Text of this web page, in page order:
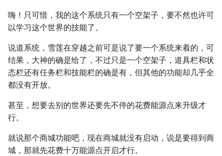
嗨！只可惜，我的这个系统只有一个空架子，要不然也许可
以学习这个世界的技能了。
说道系统，雪莲在穿越之前可是说了要一个系统来着的，可
结果，大神的确是给了，不过只是一个空架子，道具栏和状
态栏还有任务栏和技能栏的确是有，但其他的功能却几乎全
都没有开放。
甚至，想要去别的世界还要先不停的花费能源点来升级才
行。
就说那个商城功能吧，现在商城就没有启动，说是要得到商
城，那就先花费十万能源点开启才行。